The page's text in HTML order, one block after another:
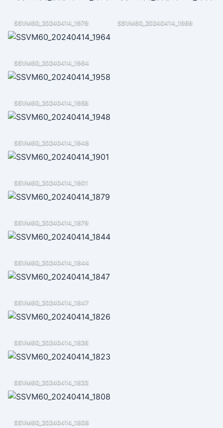
SSVM60_20240414_1979 SSVM60_20240414_1969
SSVM60_20240414_1964
SSVM60_20240414_1958
SSVM60_20240414_1948
SSVM60_20240414_1901
SSVM60_20240414_1879
SSVM60_20240414_1844
SSVM60_20240414_1847
SSVM60_20240414_1826
SSVM60_20240414_1823
SSVM60_20240414_1808